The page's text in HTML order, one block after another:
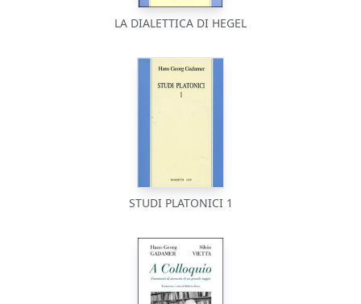
LA DIALETTICA DI HEGEL
STUDI PLATONICI 1